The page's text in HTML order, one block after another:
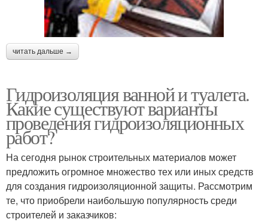
читать дальше →
Гидроизоляция ванной и туалета.
Какие существуют варианты
проведения гидроизоляционных
работ?
На сегодня рынок строительных материалов может
предложить огромное множество тех или иных средств
для создания гидроизоляционной защиты. Рассмотрим
те, что приобрели наибольшую популярность среди
строителей и заказчиков: